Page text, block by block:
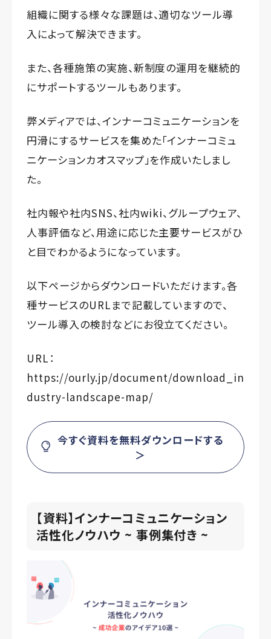
組織に関する様々な課題は、適切なツール導
入によって解決できます。
また、各種施策の実施、新制度の運用を継続的
にサポートするツールもあります。
弊メディアでは、インナーコミュニケーションを
円滑にするサービスを集めた「インナーコミュ
ニケーションカオスマップ」を作成いたしまし
た。
社内報や社内SNS、社内wiki、グループウェア、
人事評価など、用途に応じた主要サービスがひ
と目でわかるようになっています。
以下ページからダウンロードいただけます。各
種サービスのURLまで記載していますので、
ツール導入の検討などにお役立てください。
URL：
https://ourly.jp/document/download_in
dustry-landscape-map/
今すぐ資料を無料ダウンロードする
＞
【資料】インナーコミュニケーション
活性化ノウハウ ~ 事例集付き ~